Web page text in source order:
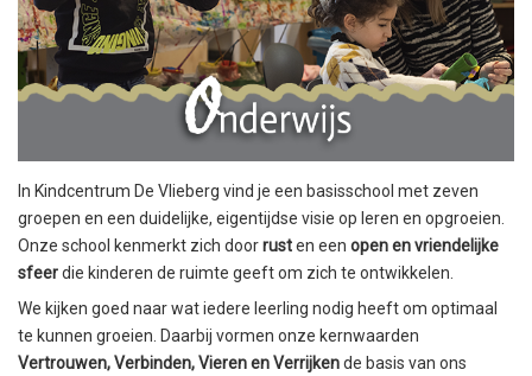
In Kindcentrum De Vlieberg vind je een basisschool met zeven
groepen en een duidelijke, eigentijdse visie op leren en opgroeien.
Onze school kenmerkt zich doorrusten een open en vriendelijke
sfeerdie kinderen de ruimte geeft om zich te ontwikkelen.
We kijken goed naar wat iedere leerling nodig heeft om optimaal
te kunnen groeien. Daarbij vormen onze kernwaarden
Vertrouwen, Verbinden, Vieren en Verrijkende basis van ons